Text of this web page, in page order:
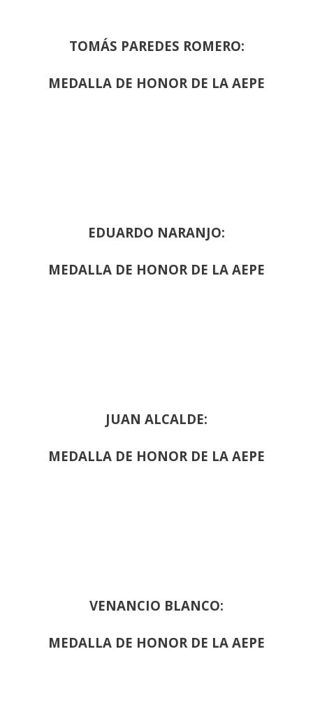
TOMÁS PAREDES ROMERO:
MEDALLA DE HONOR DE LA AEPE
EDUARDO NARANJO:
MEDALLA DE HONOR DE LA AEPE
JUAN ALCALDE:
MEDALLA DE HONOR DE LA AEPE
VENANCIO BLANCO:
MEDALLA DE HONOR DE LA AEPE